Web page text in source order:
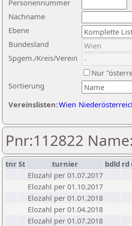
Nachname
Ebene
Sortierung
Personennummer
Bundesland
Spgem./Kreis/Verein
Nur
Vereinslisten:Wien
Pnr:112822
tnrSt turnier bdld rd
Elozahl per 01.07.2017
Elozahl per 01.10.2017
Elozahl per 01.01.2018
Elozahl per 01.04.2018
Elozahl per 01.07.2018